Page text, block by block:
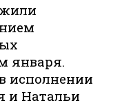
января.
исполнении
и Натальи